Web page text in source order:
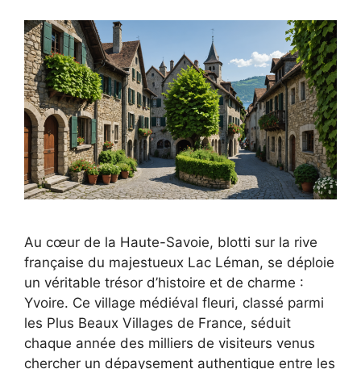
Au cœur de la Haute-Savoie, blotti sur la rive
française du majestueux Lac Léman, se déploie
un véritable trésor d’histoire et de charme :
Yvoire. Ce village médiéval fleuri, classé parmi
les Plus Beaux Villages de France, séduit
chaque année des milliers de visiteurs venus
chercher un dépaysement authentique entre les